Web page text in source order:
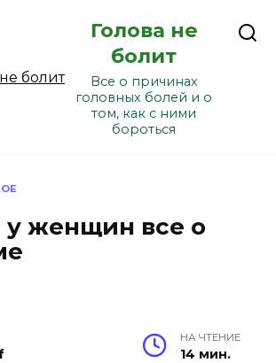
Голова не
болит
Все о причинах
головных болей и о
том, как с ними
бороться
у женщин все о
НА ЧТЕНИЕ
14 мин.